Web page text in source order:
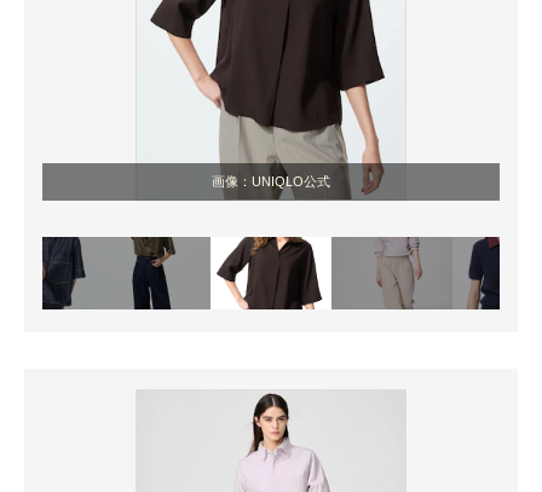
画像：UNIQLO公式